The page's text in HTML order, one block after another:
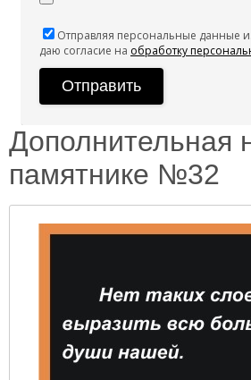
Отправляя персональные данные
даю согласие на обработку
Дополнительная
памятнике №32